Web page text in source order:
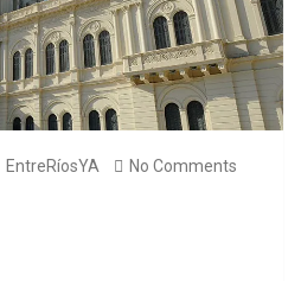
EntreRíosYA No Comments